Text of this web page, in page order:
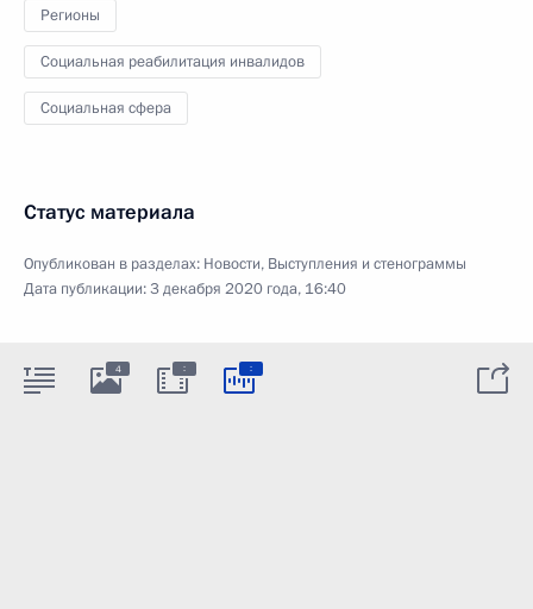
Регионы
Социальная реабилитация инвалидов
Социальная сфера
Статус материала
Опубликован в разделах: Новости, Выступления и стенограммы
Дата публикации:3 декабря 2020 года, 16:40
4 : :